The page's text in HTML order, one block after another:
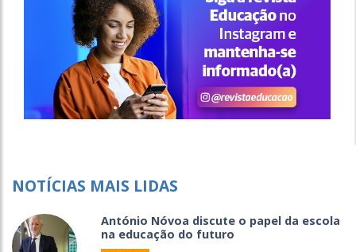
NOTÍCIAS MAIS LIDAS
António Nóvoa discute o papel da escola
na educação do futuro